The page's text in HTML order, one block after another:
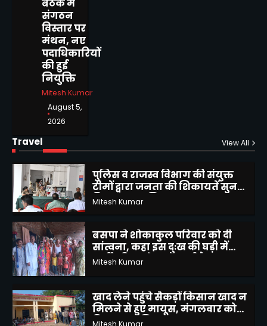
बैठक में
संगठन
विस्तार पर
मंथन, नए
पदाधिकारियों
की हुई
नियुक्ति
Mitesh Kumar
August 5,
2026
Travel View All
कृष्णा पासवान राज्य मंत्री ने किया
1
2
पुलिस व राजस्व विभाग की संयुक्त
टीमों द्वारा जनता की शिकायतें सुन
किया उनका निस्तारण
Mitesh Kumar
3
बसपा ने शोकाकुल परिवार को दी
सांत्वना, कहा इस दुःख की घड़ी में
पार्टी परिवार के साथ खड़ी है
Mitesh Kumar
खाद लेने पहुंचे सैकड़ों किसान खाद न
मिलने से हुए मायूस, मंगलवार को
वितरण का मिला आश्वासन
Mitesh Kumar